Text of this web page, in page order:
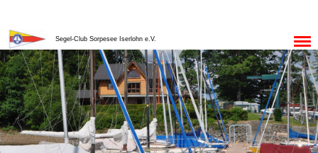
Segel-Club Sorpesee Iserlohn e.V.